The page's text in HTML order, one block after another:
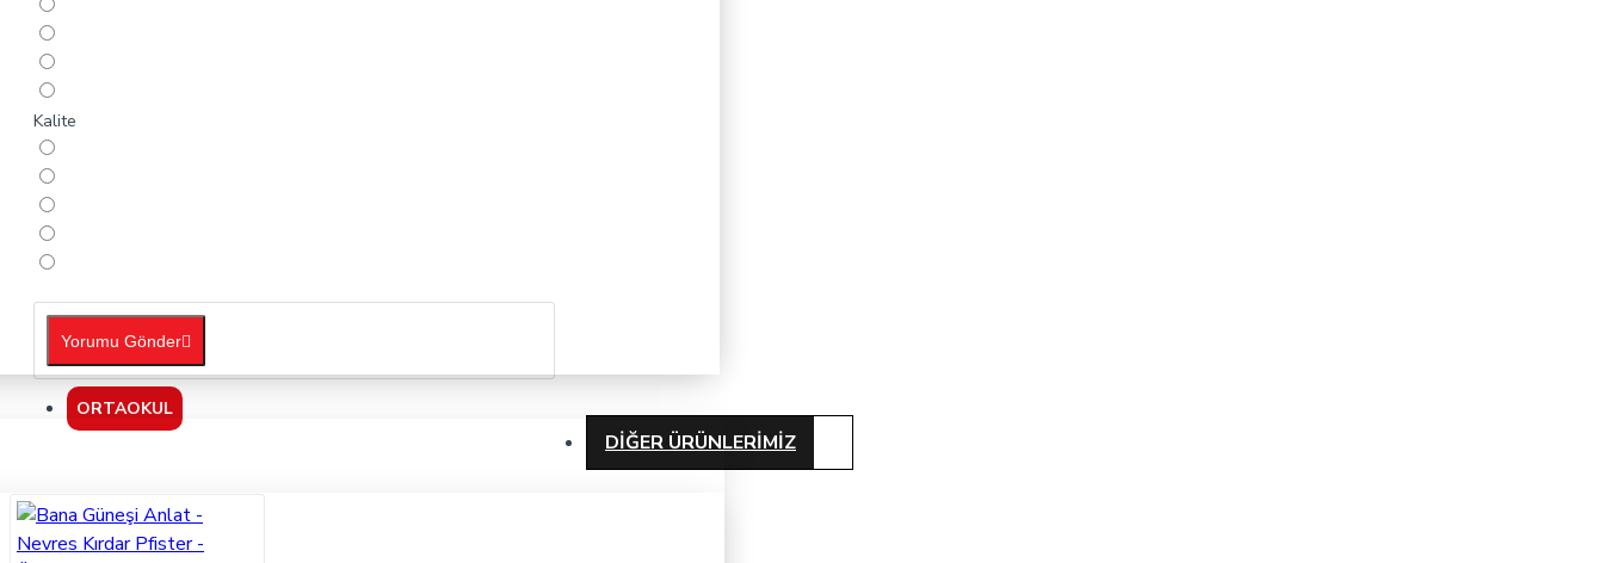
ORTAOKUL
Kalite
Yorumu Gönder
DIĞER ÜRÜNLERIMIZ